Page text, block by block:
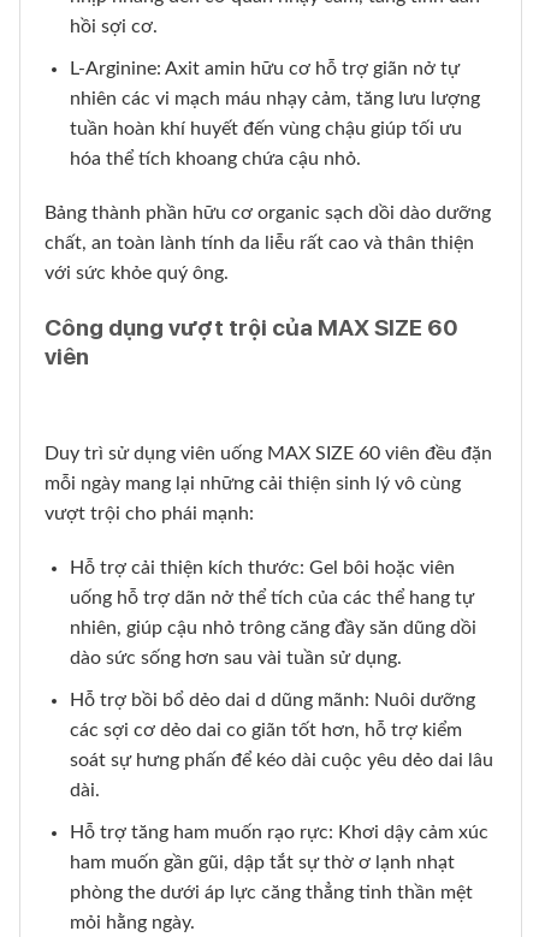
hồi sợi cơ.
L-Arginine: Axit amin hữu cơ hỗ trợ giãn nở tự
nhiên các vi mạch máu nhạy cảm, tăng lưu lượng
tuần hoàn khí huyết đến vùng chậu giúp tối ưu
hóa thể tích khoang chứa cậu nhỏ.
Bảng thành phần hữu cơ organic sạch dồi dào dưỡng
chất, an toàn lành tính da liễu rất cao và thân thiện
với sức khỏe quý ông.
Công dụng vượt trội của MAX SIZE 60
viên
Duy trì sử dụng viên uống MAX SIZE 60 viên đều đặn
mỗi ngày mang lại những cải thiện sinh lý vô cùng
vượt trội cho phái mạnh:
Hỗ trợ cải thiện kích thước: Gel bôi hoặc viên
uống hỗ trợ dãn nở thể tích của các thể hang tự
nhiên, giúp cậu nhỏ trông căng đầy săn dũng dồi
dào sức sống hơn sau vài tuần sử dụng.
Hỗ trợ bồi bổ dẻo dai d dũng mãnh: Nuôi dưỡng
các sợi cơ dẻo dai co giãn tốt hơn, hỗ trợ kiểm
soát sự hưng phấn để kéo dài cuộc yêu dẻo dai lâu
dài.
Hỗ trợ tăng ham muốn rạo rực: Khơi dậy cảm xúc
ham muốn gần gũi, dập tắt sự thờ ơ lạnh nhạt
phòng the dưới áp lực căng thẳng tinh thần mệt
mỏi hằng ngày.